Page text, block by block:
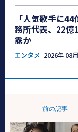
「人気歌手に
務所代表、22億
露か
エンタメ 2026年 08
前の記事